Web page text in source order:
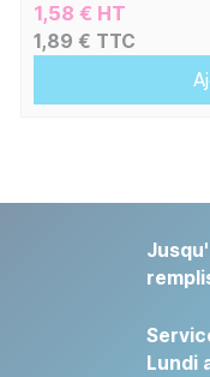
1,58 € HT
1,89 € TTC
Lundi